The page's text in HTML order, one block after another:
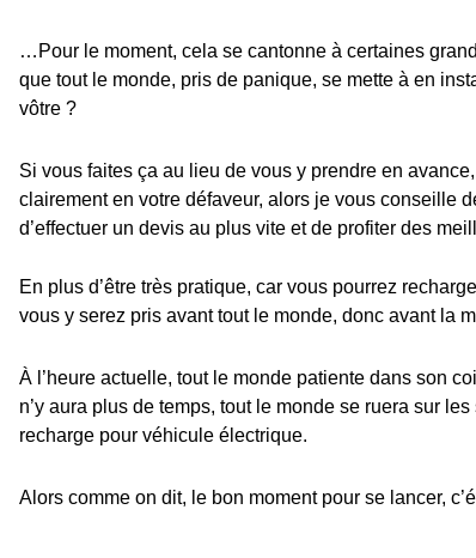
…Pour le moment, cela se cantonne à certaines
que tout le monde, pris de panique, se mette à en
vôtre ?
Si vous faites ça au lieu de vous y prendre en
clairement en votre défaveur, alors je vous conseille
d’effectuer un devis au plus vite et de profiter des
En plus d’être très pratique, car vous pourrez
vous y serez pris avant tout le monde, donc avant la
À l’heure actuelle, tout le monde patiente dans son
n’y aura plus de temps, tout le monde se ruera sur
recharge pour véhicule électrique.
Alors comme on dit, le bon moment pour se lancer,